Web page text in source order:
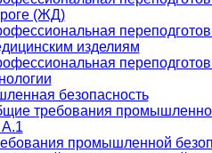
(ЖД)
изделиям
безопасность
требования
промышленной